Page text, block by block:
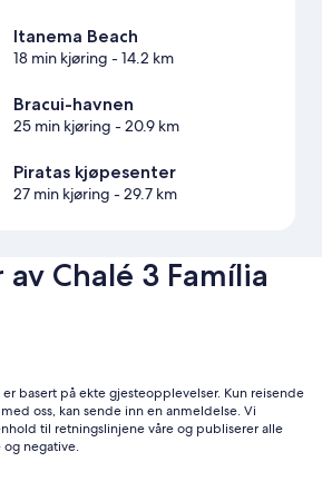
Itanema Beach
18 min kjøring - 14.2 km
Bracui-havnen
25 min kjøring - 20.9 km
Piratas kjøpesenter
27 min kjøring - 29.7 km
Chalé 3 Família
basert på ekte gjesteopplevelser. Kun reisende
oss, kan sende inn en anmeldelse. Vi
til retningslinjene våre og publiserer alle
negative.